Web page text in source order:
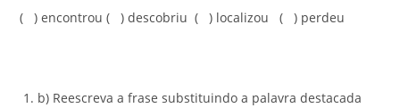
( ) encontrou ( ) descobriu ( ) localizou ( ) perdeu
b) Reescreva a frase substituindo a palavra destacada